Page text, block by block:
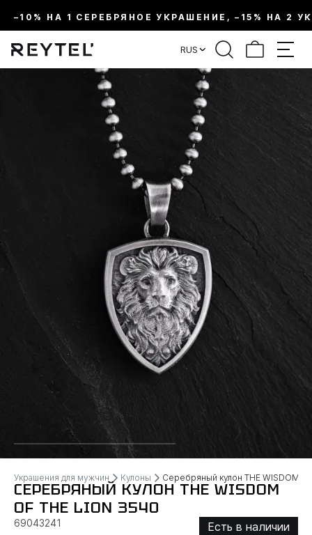
–10% НА 1 СЕРЕБРЯНОЕ УКРАШЕНИЕ, –15% НА 2
RUS
Украшения для мужчин Кулоны Серебряный кулон THE WISDOM
СЕРЕБРЯНЫЙ КУЛОН THE WISDOM
OF THE LION 3540
69043241
Есть в наличии